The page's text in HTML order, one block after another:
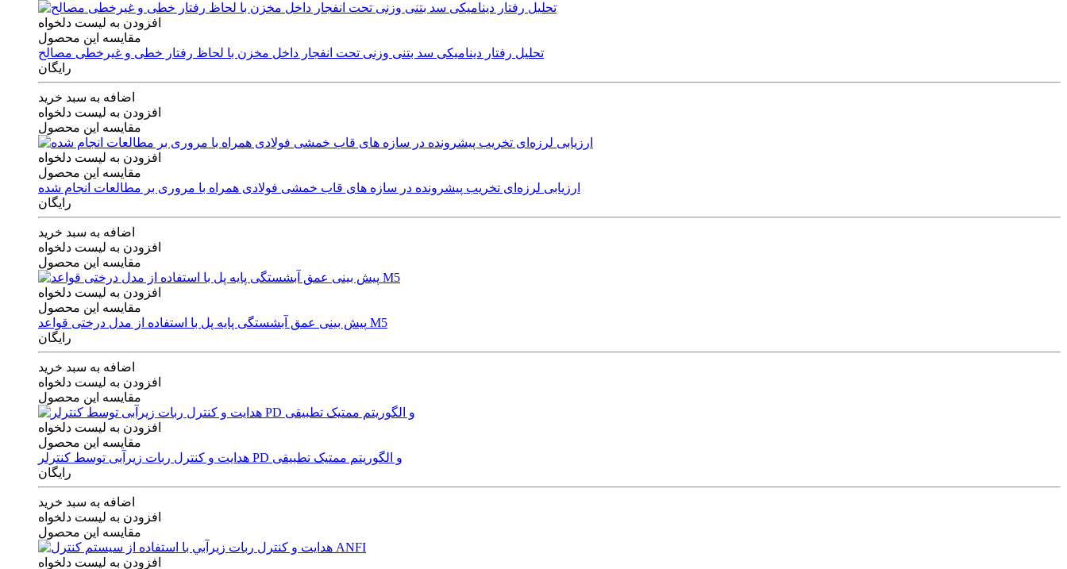
افزودن به لیست دلخواه
مقایسه این محصول
تحلیل رفتار دینامیکی سد بتنی وزنی تحت انفجار داخل مخزن با لحاظ رفتار خطی و غیرخطی مصالح
رایگان
اضافه به سبد خرید
افزودن به لیست دلخواه
مقایسه این محصول
افزودن به لیست دلخواه
مقایسه این محصول
ارزیابی لرزه‌ای تخریب پیشرونده در سازه های قاب خمشی فولادی همراه با مروری بر مطالعات انجام شده
رایگان
اضافه به سبد خرید
افزودن به لیست دلخواه
مقایسه این محصول
افزودن به لیست دلخواه
مقایسه این محصول
پیش بینی عمق آبشستگی پایه پل با استفاده از مدل درختی قواعد M5
رایگان
اضافه به سبد خرید
افزودن به لیست دلخواه
مقایسه این محصول
افزودن به لیست دلخواه
مقایسه این محصول
هدایت و کنترل ربات زیرآبی توسط کنترلر PD و الگوریتم ممتیک تطبیقی
رایگان
اضافه به سبد خرید
افزودن به لیست دلخواه
مقایسه این محصول
افزودن به لیست دلخواه